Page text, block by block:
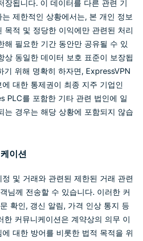
장됩니다. 이 데이터를 다른 관련 기
제한적인 상황에서는, 본 개인 정보
목적 및 정당한 이익에만 관련된 처리
해 필요한 기간 동안만 공유될 수 있
상 동일한 데이터 보호 표준이 보장됩
기 위해 명확히 하자면, ExpressVPN
대한 통제권이 최종 지주 기업인
PLC를 포함한 기타 관련 법인에 일
는 경우는 해당 상황에 포함되지 않습
이션
및 거래와 관련된 제한된 거래 관련
님께 전송할 수 있습니다. 이러한 커
확인, 갱신 알림, 가격 인상 통지 등
한 커뮤니케이션은 계약상의 의무 이
대한 방어를 비롯한 법적 목적을 위